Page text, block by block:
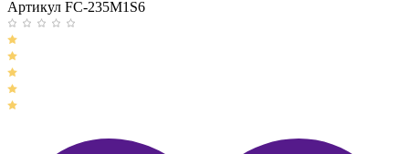
Артикул FC-235M1S6